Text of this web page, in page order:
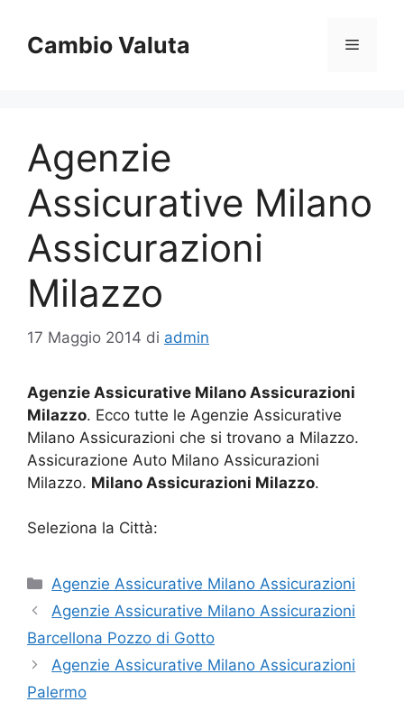
contenuto
Cambio Valuta Menu
Agenzie
Assicurative Milano
Assicurazioni
Milazzo
17 Maggio 2014 di admin
Agenzie Assicurative Milano Assicurazioni
Milazzo. Ecco tutte le Agenzie Assicurative
Milano Assicurazioni che si trovano a Milazzo.
Assicurazione Auto Milano Assicurazioni
Milazzo. Milano Assicurazioni Milazzo.
Seleziona la Città:
Categorie
Agenzie Assicurative Milano Assicurazioni
Agenzie Assicurative Milano Assicurazioni
Barcellona Pozzo di Gotto
Agenzie Assicurative Milano Assicurazioni
Palermo